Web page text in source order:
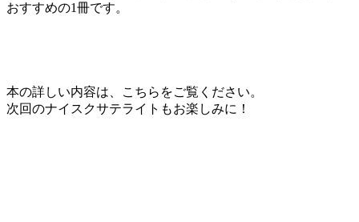
おすすめの1冊です。
本の詳しい内容は、こちらをご覧ください。
次回のナイスクサテライトもお楽しみに！